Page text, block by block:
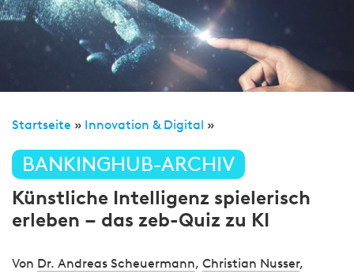
Startseite » Innovation & Digital »
BANKINGHUB-ARCHIV
Künstliche Intelligenz spielerisch
erleben – das zeb-Quiz zu KI
Von Dr. Andreas Scheuermann, Christian Nusser,